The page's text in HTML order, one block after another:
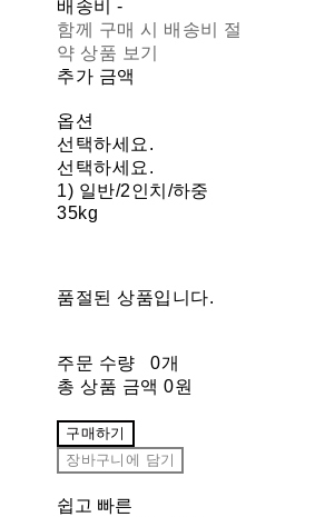
배송비-
함께 구매 시 배송비 절
약 상품 보기
추가 금액
옵션
선택하세요.
선택하세요.
1) 일반/2인치/하중
35kg
품절된 상품입니다.
주문 수량
0개
총 상품 금액 0원
구매하기
장바구니에 담기
쉽고 빠른